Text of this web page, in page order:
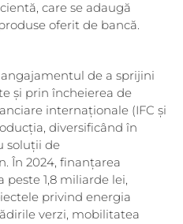
care se adaugă
oferit de bancă.
de a sprijini
și prin încheierea de
internaționale (IFC și
diversificând în
soluții de
În 2024, finanțarea
peste 1,8 miliarde lei,
privind energia
verzi, mobilitatea